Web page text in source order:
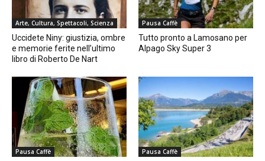
Arte, Cultura, Spettacoli, Scienza
Uccidete Niny: giustizia, ombre
e memorie ferite nell’ultimo
libro di Roberto De Nart
Pausa Caffè
Tutto pronto a Lamosano per
Alpago Sky Super 3
Pausa Caffè Pausa Caffè